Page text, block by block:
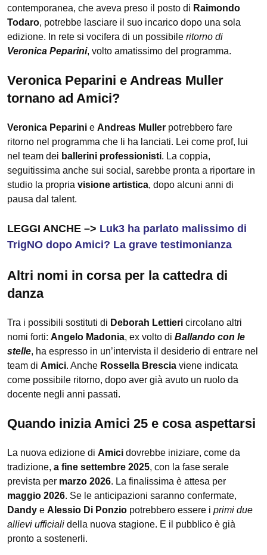
contemporanea, che aveva preso il posto di Raimondo
Todaro, potrebbe lasciare il suo incarico dopo una sola
edizione. In rete si vocifera di un possibile ritorno di
Veronica Peparini, volto amatissimo del programma.
Veronica Peparini e Andreas Muller
tornano ad Amici?
Veronica Peparini e Andreas Muller potrebbero fare
ritorno nel programma che li ha lanciati. Lei come prof, lui
nel team dei ballerini professionisti. La coppia,
seguitissima anche sui social, sarebbe pronta a riportare in
studio la propria visione artistica, dopo alcuni anni di
pausa dal talent.
LEGGI ANCHE –> Luk3 ha parlato malissimo di
TrigNO dopo Amici? La grave testimonianza
Altri nomi in corsa per la cattedra di
danza
Tra i possibili sostituti di Deborah Lettieri circolano altri
nomi forti: Angelo Madonia, ex volto di Ballando con le
stelle, ha espresso in un’intervista il desiderio di entrare nel
team di Amici. Anche Rossella Brescia viene indicata
come possibile ritorno, dopo aver già avuto un ruolo da
docente negli anni passati.
Quando inizia Amici 25 e cosa aspettarsi
La nuova edizione di Amici dovrebbe iniziare, come da
tradizione, a fine settembre 2025, con la fase serale
prevista per marzo 2026. La finalissima è attesa per
maggio 2026. Se le anticipazioni saranno confermate,
Dandy e Alessio Di Ponzio potrebbero essere i primi due
allievi ufficiali della nuova stagione. E il pubblico è già
pronto a sostenerli.